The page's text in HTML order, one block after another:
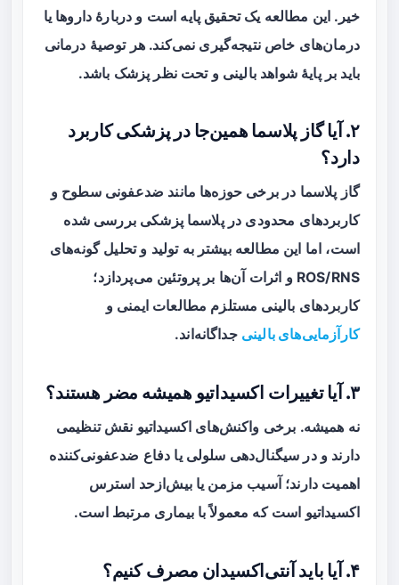
خیر. این مطالعه یک تحقیق پایه است و دربارهٔ داروها یا
درمان‌های خاص نتیجه‌گیری نمی‌کند. هر توصیهٔ درمانی
باید بر پایهٔ شواهد بالینی و تحت نظر پزشک باشد.
۲. آیا گاز پلاسما همین‌جا در پزشکی کاربرد
دارد؟
گاز پلاسما در برخی حوزه‌ها مانند ضدعفونی سطوح و
کاربردهای محدودی در پلاسما پزشکی بررسی شده
است، اما این مطالعه بیشتر به تولید و تحلیل گونه‌های
ROS/RNS و اثرات آن‌ها بر پروتئین می‌پردازد؛
کاربردهای بالینی مستلزم مطالعات ایمنی و
کارآزمایی‌های بالینی جداگانه‌اند.
۳. آیا تغییرات اکسیداتیو همیشه مضر هستند؟
نه همیشه. برخی واکنش‌های اکسیداتیو نقش تنظیمی
دارند و در سیگنال‌دهی سلولی یا دفاع ضدعفونی‌کننده
اهمیت دارند؛ آسیب مزمن یا بیش‌ازحد استرس
اکسیداتیو است که معمولاً با بیماری مرتبط است.
۴. آیا باید آنتی‌اکسیدان مصرف کنیم؟